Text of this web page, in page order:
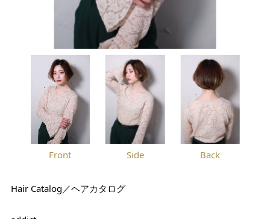
Front Side Back
Hair Catalog／ヘアカタログ